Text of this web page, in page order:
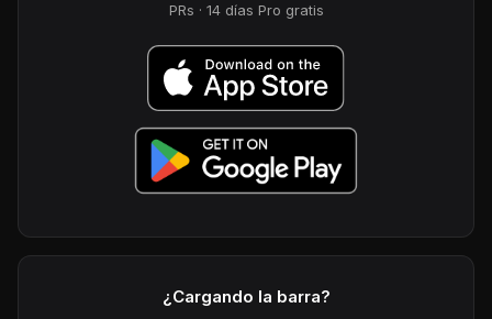
PRs · 14 días Pro gratis
¿Cargando la barra?